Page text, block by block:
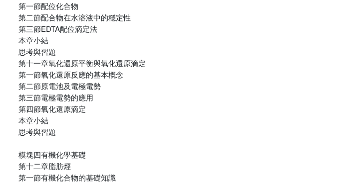
第一節配位化合物
第二節配合物在水溶液中的穩定性
第三節EDTA配位滴定法
本章小結
思考與習題
第十一章氧化還原平衡與氧化還原滴定
第一節氧化還原反應的基本概念
第二節原電池及電極電勢
第三節電極電勢的應用
第四節氧化還原滴定
本章小結
思考與習題
模塊四有機化學基礎
第十二章脂肪烴
第一節有機化合物的基礎知識